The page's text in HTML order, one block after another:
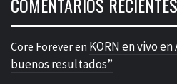
COMENTARIOS RECIENTES
Core Foreveren KORN en vivo
buenos resultados”